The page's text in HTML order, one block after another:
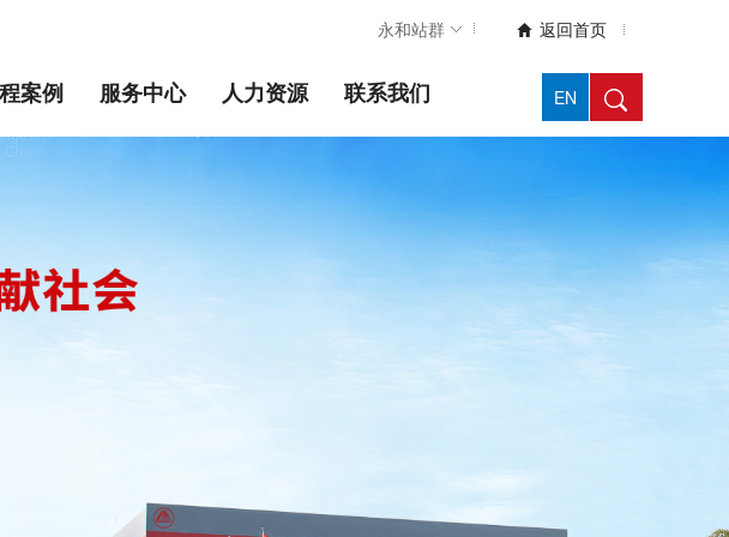
 返回首页
永和站群
案例 服务中心 人力资源 联系我们 EN